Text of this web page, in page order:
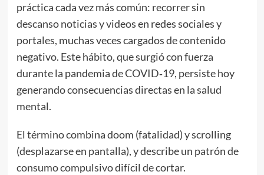
práctica cada vez más común: recorrer sin
descanso noticias y videos en redes sociales y
portales, muchas veces cargados de contenido
negativo. Este hábito, que surgió con fuerza
durante la pandemia de COVID‑19, persiste hoy
generando consecuencias directas en la salud
mental.
El término combina doom (fatalidad) y scrolling
(desplazarse en pantalla), y describe un patrón de
consumo compulsivo difícil de cortar.